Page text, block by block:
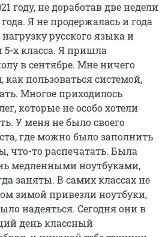
году, не доработав две недели
Я не продержалась и года
русского языка и
5-х класса. Я пришла
в сентябре. Мне ничего
как пользоваться системой,
Многое приходилось
которые не особо хотели
У меня не было своего
где можно было заполнить
что-то распечатать. Была
медленными ноутбуками,
заняты. В самих классах не
зимой привезли ноутбуки,
надеяться. Сегодня они в
день классный